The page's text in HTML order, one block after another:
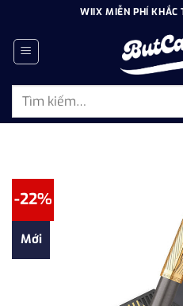
dung
WIIX MIỄN PHÍ KHẮC
Tìm
-22%
Mới